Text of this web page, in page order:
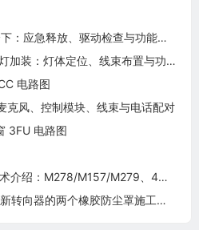
应急释放、驱动检查与功能复位
：灯体定位、线束布置与功能检查
电路图
克风、控制模块、线束与电话配对
3FU 电路图
M157/M279、4MATIC与驾驶辅助
器的两个橡胶防尘罩施工与复检标准